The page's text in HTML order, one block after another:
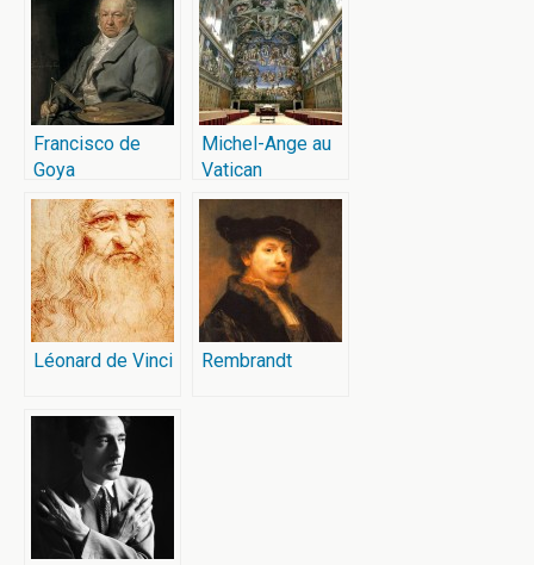
Francisco de
Goya
Michel-Ange au
Vatican
Léonard de Vinci Rembrandt